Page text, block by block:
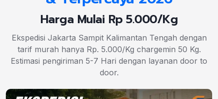
Harga Mulai Rp 5.000/Kg
Ekspedisi Jakarta Sampit Kalimantan Tengah dengan
tarif murah hanya Rp. 5.000/Kg chargemin 50 Kg.
Estimasi pengiriman 5-7 Hari dengan layanan door to
door.